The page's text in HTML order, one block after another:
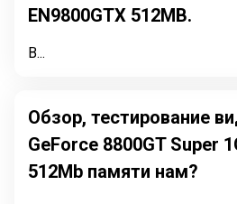
EN9800GTX 512MB.
В...
Обзор, тестирование
GeForce 8800GT Super
512Mb памяти нам?